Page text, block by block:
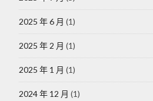
2025 年 6 月 (1)
2025 年 2 月 (1)
2025 年 1 月 (1)
2024 年 12 月 (1)